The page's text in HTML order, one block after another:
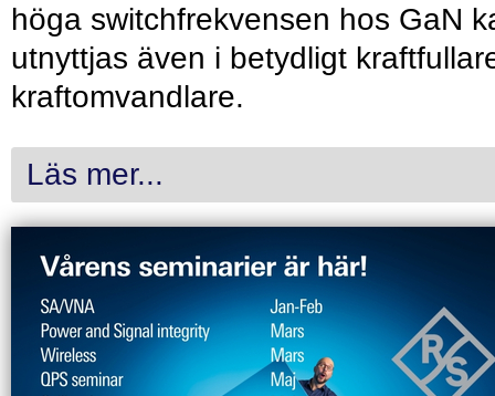
höga switchfrekvensen hos GaN
utnyttjas även i betydligt
kraftomvandlare.
Läs mer...